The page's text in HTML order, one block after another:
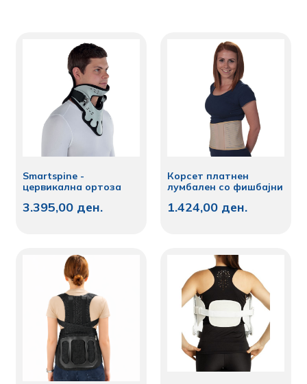
Smartspine -
цервикална ортоза
3.395,00 ден.
Корсет платнен
лумбален со фишбајни
1.424,00 ден.